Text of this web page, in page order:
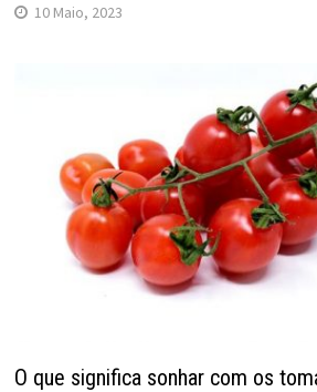
10 Maio, 2023
O que significa sonhar com os